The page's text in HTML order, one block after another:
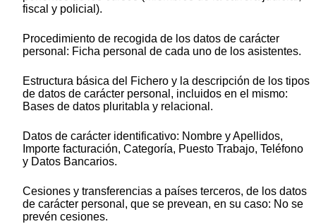
fiscal y policial).
Procedimiento de recogida de los datos de carácter
personal: Ficha personal de cada uno de los asistentes.
Estructura básica del Fichero y la descripción de los tipos
de datos de carácter personal, incluidos en el mismo:
Bases de datos pluritabla y relacional.
Datos de carácter identificativo: Nombre y Apellidos,
Importe facturación, Categoría, Puesto Trabajo, Teléfono
y Datos Bancarios.
Cesiones y transferencias a países terceros, de los datos
de carácter personal, que se prevean, en su caso: No se
prevén cesiones.